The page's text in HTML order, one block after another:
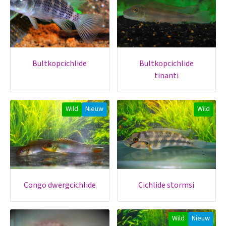
bultkopcichlide
bultkopcichlide
tinanti
Wild Nieuw
congo dwergcichlide
Wild
cichlide stormsi
Wild Nieuw